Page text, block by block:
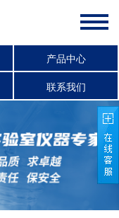
产品中心
联系我们